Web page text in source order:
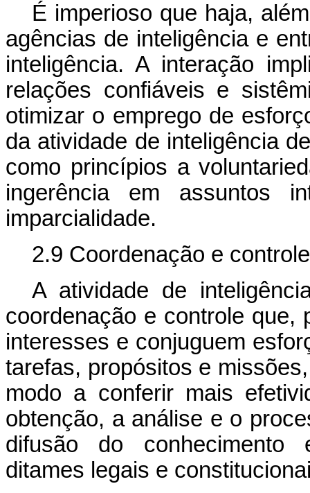
É imperioso que haja,
agências de inteligência e
inteligência. A interação
relações confiáveis e
otimizar o emprego de
da atividade de inteligência
como princípios a
ingerência em assuntos
imparcialidade.
2.9 Coordenação e controle
A atividade de
coordenação e controle que,
interesses e conjuguem
tarefas, propósitos e
modo a conferir mais
obtenção, a análise e o
difusão do conhecimento
ditames legais e